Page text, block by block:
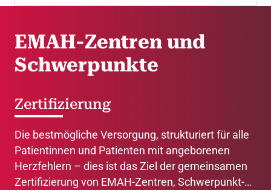
EMAH-Zentren und
Schwerpunkte
Zertifizierung
Die bestmögliche Versorgung, strukturiert für alle
Patientinnen und Patienten mit angeborenen
Herzfehlern – dies ist das Ziel der gemeinsamen
Zertifizierung von EMAH-Zentren, Schwerpunkt-